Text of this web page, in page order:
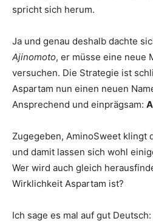
spricht sich herum.
Ja und genau deshalb dachte
Ajinomoto, er müsse eine neue
versuchen. Die Strategie ist
Aspartam nun einen neuen
Ansprechend und einprägsam:
Zugegeben, AminoSweet klingt
und damit lassen sich wohl
Wer wird auch gleich
Wirklichkeit Aspartam ist?
Ich sage es mal auf gut